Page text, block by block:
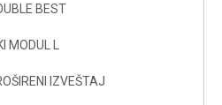
BEST
MODUL L
IZVEŠTAJ